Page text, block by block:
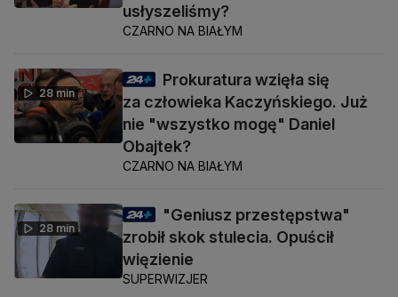
usłyszeliśmy?
CZARNO NA BIAŁYM
28 min
Prokuratura wzięła się
za człowieka Kaczyńskiego. Już
nie "wszystko mogę" Daniel
Obajtek?
CZARNO NA BIAŁYM
28 min
"Geniusz przestępstwa"
zrobił skok stulecia. Opuścił
więzienie
SUPERWIZJER